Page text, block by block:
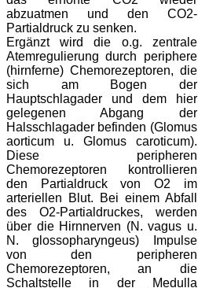
abzuatmen und den CO2-
Partialdruck zu senken.
Ergänzt wird die o.g. zentrale
Atemregulierung durch periphere
(hirnferne) Chemorezeptoren, die
sich am Bogen der
Hauptschlagader und dem hier
gelegenen Abgang der
Halsschlagader befinden (Glomus
aorticum u. Glomus caroticum).
Diese peripheren
Chemorezeptoren kontrollieren
den Partialdruck von O2 im
arteriellen Blut. Bei einem Abfall
des O2-Partialdruckes, werden
über die Hirnnerven (N. vagus u.
N. glossopharyngeus) Impulse
von den peripheren
Chemorezeptoren, an die
Schaltstelle in der Medulla